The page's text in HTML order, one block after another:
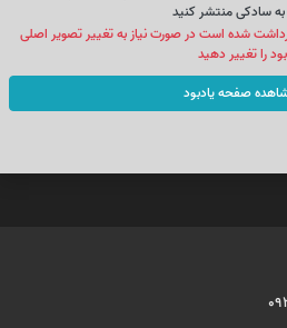
سادکی منتشر کنید
شده است در صورت نیاز به تغییر تصویر اصلی
را تغییر دهید
صفحه یادبود